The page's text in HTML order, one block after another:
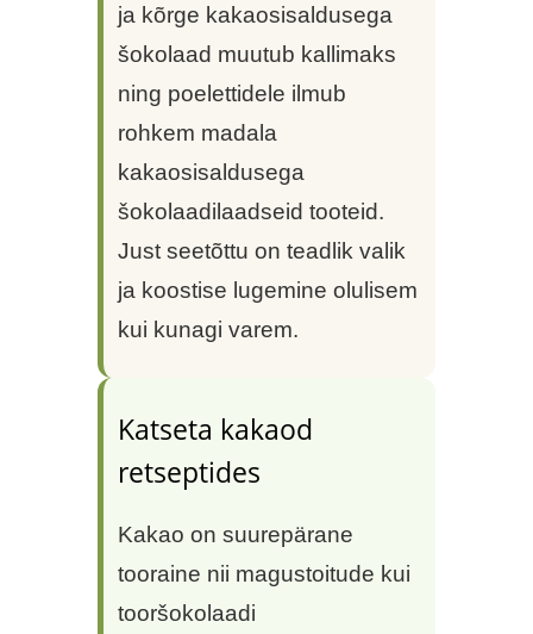
ja kõrge kakaosisaldusega
šokolaad muutub kallimaks
ning poelettidele ilmub
rohkem madala
kakaosisaldusega
šokolaadilaadseid tooteid.
Just seetõttu on teadlik valik
ja koostise lugemine olulisem
kui kunagi varem.
Katseta kakaod
retseptides
Kakao on suurepärane
tooraine nii magustoitude kui
tooršokolaadi